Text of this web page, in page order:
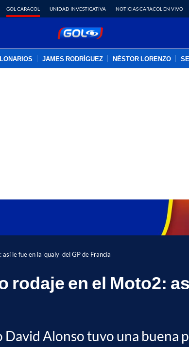
GOL CARACOL UNIDAD INVESTIGATIVA NOTICIAS CARACOL EN VIVO
JAMES RODRÍGUEZ NÉSTOR LORENZO
le fue en la 'qualy' del GP de Francia
en el Moto2:
David Alonso tuvo una buena